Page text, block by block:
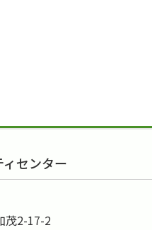
センター
茂2-17-2